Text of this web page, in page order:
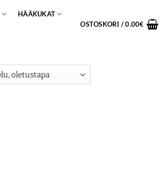
HÄÄKUKAT
OSTOSKORI /0.00€